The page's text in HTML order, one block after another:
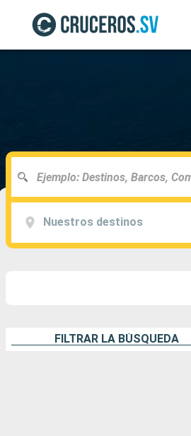
Nuestros destinos
FILTRAR LA BÚSQUEDA